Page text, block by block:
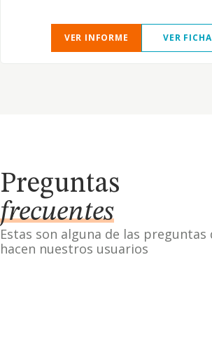
VER INFORME VER FICHA
Preguntas
frecuentes
Estas son alguna de las preguntas
hacen nuestros usuarios